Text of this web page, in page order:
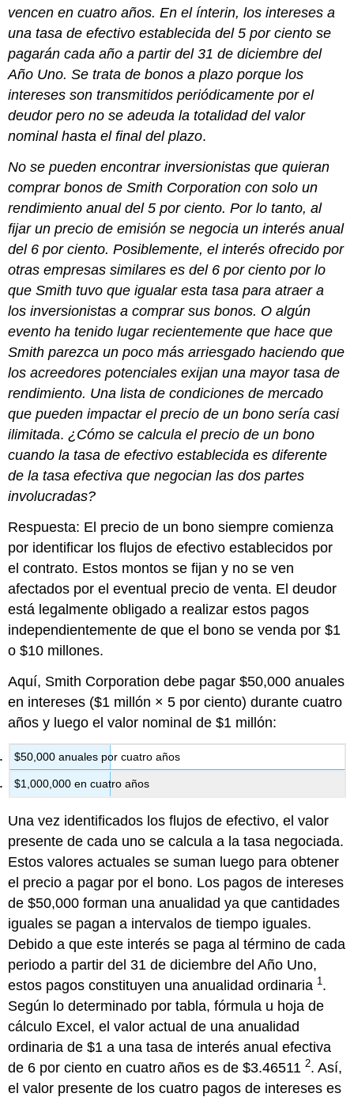
vencen en cuatro años. En el ínterin, los intereses a
una tasa de efectivo establecida del 5 por ciento se
pagarán cada año a partir del 31 de diciembre del
Año Uno. Se trata de bonos a plazo porque los
intereses son transmitidos periódicamente por el
deudor pero no se adeuda la totalidad del valor
nominal hasta el final del plazo.
No se pueden encontrar inversionistas que quieran
comprar bonos de Smith Corporation con solo un
rendimiento anual del 5 por ciento. Por lo tanto, al
fijar un precio de emisión se negocia un interés anual
del 6 por ciento. Posiblemente, el interés ofrecido por
otras empresas similares es del 6 por ciento por lo
que Smith tuvo que igualar esta tasa para atraer a
los inversionistas a comprar sus bonos. O algún
evento ha tenido lugar recientemente que hace que
Smith parezca un poco más arriesgado haciendo que
los acreedores potenciales exijan una mayor tasa de
rendimiento. Una lista de condiciones de mercado
que pueden impactar el precio de un bono sería casi
ilimitada.¿Cómo se calcula el precio de un bono
cuando la tasa de efectivo establecida es diferente
de la tasa efectiva que negocian las dos partes
involucradas?
Respuesta: El precio de un bono siempre comienza
por identificar los flujos de efectivo establecidos por
el contrato. Estos montos se fijan y no se ven
afectados por el eventual precio de venta. El deudor
está legalmente obligado a realizar estos pagos
independientemente de que el bono se venda por $1
o $10 millones.
Aquí, Smith Corporation debe pagar $50,000 anuales
en intereses ($1 millón × 5 por ciento) durante cuatro
años y luego el valor nominal de $1 millón:
$50,000 anuales por cuatro años
$1,000,000 en cuatro años
Una vez identificados los flujos de efectivo, el valor
presente de cada uno se calcula a la tasa negociada.
Estos valores actuales se suman luego para obtener
el precio a pagar por el bono. Los pagos de intereses
de $50,000 forman una anualidad ya que cantidades
iguales se pagan a intervalos de tiempo iguales.
Debido a que este interés se paga al término de cada
periodo a partir del 31 de diciembre del Año Uno,
estos pagos constituyen una anualidad ordinaria 1 .
Según lo determinado por tabla, fórmula u hoja de
cálculo Excel, el valor actual de una anualidad
ordinaria de $1 a una tasa de interés anual efectiva
de 6 por ciento en cuatro años es de $3.465112. Así,
el valor presente de los cuatro pagos de intereses es